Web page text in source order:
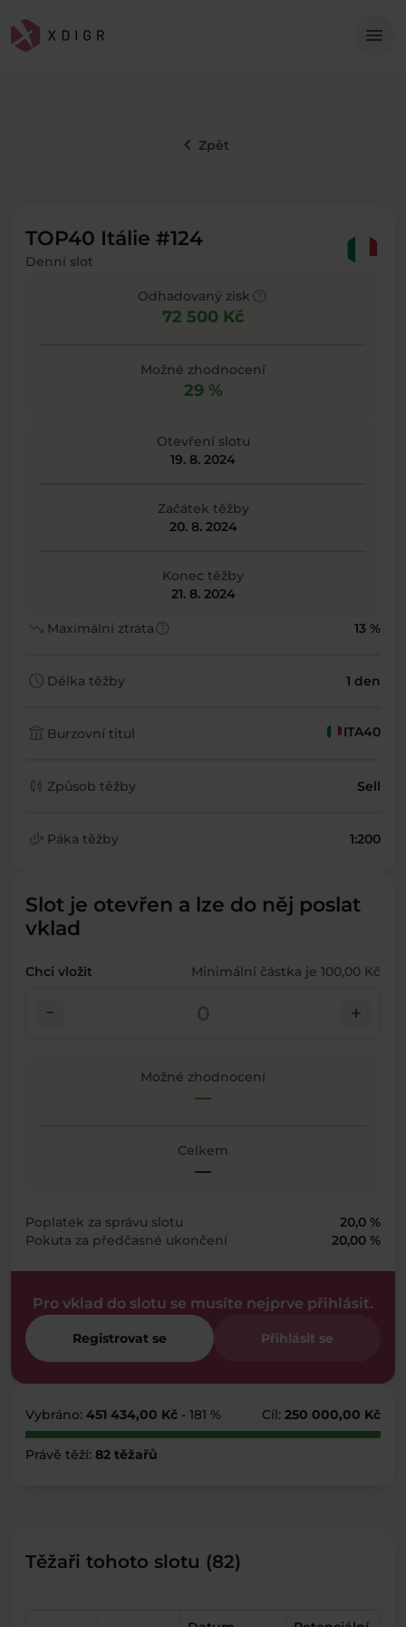
menu
keyboard_arrow_left Zpět
TOP40 Itálie #124
Denní slot
Odhadovaný zisk
72 500 Kč
Možné zhodnocení
29 %
Otevření slotu
19. 8. 2024
Začátek těžby
20. 8. 2024
Konec těžby
21. 8. 2024
trending_down Maximální ztrátahelp 13 %
schedule Délka těžby 1 den
account_balance Burzovní titul ITA40
candlestick_chart Způsob těžby Sell
finance_mode Páka těžby 1:200
Slot je otevřen a lze do něj poslat
vklad
Chci vložit Minimální částka je 100,00 Kč
check_indeterminate_small add
Možné zhodnocení
—
Celkem
—
Poplatek za správu slotu
20,0 %
Pokuta za předčasné ukončení
20,00 %
Pro vklad do slotu se musíte nejprve přihlásit.
Registrovat se Přihlásit se
Vybráno: 451 434,00 Kč - 181 % Cíl: 250 000,00 Kč
Právě těží: 82 těžařů
Těžaři tohoto slotu (82)